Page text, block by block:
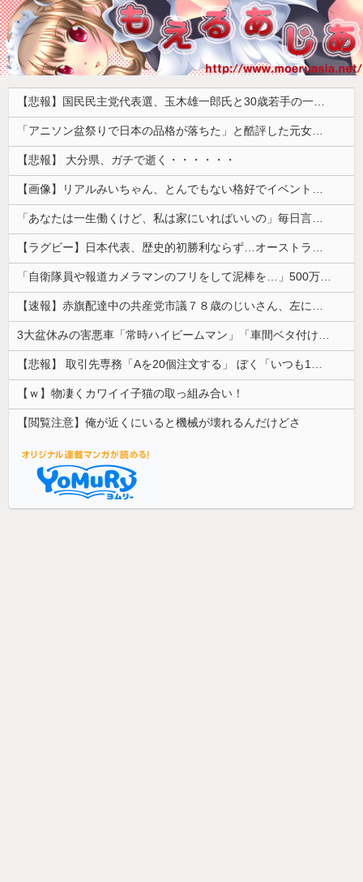
【悲報】国民民主党代表選、玉木雄一郎氏と30歳若手の一騎打ちへ → 榛葉幹事長の不出馬にネットで疑問噴出 ｗｗｗｗｗｗｗｗｗｗｗｗｗｗｗ
「アニソン盆祭りで日本の品格が落ちた」と酷評した元女優、「あんたが品格を語るのかよ！」と総ツッコミを食らってしまい……
【悲報】 大分県、ガチで逝く・・・・・・
【画像】リアルみいちゃん、とんでもない格好でイベント出演するwwwwwwwwww
「あなたは一生働くけど、私は家にいればいいの」毎日言われた20歳がついに返した一言…
【ラグビー】日本代表、歴史的初勝利ならず…オーストラリアに逆転負け ８戦全敗
「自衛隊員や報道カメラマンのフリをして泥棒を…」500万円分の預金通帳を盗まれた高齢女性が明かす被害！
【速報】赤旗配達中の共産党市議７８歳のじいさん、左に寄りすぎたか車で民家当て逃げ
3大盆休みの害悪車「常時ハイビームマン」「車間ベタ付けマン」「法定速度絶対遵守マン」
【悲報】 取引先専務「Aを20個注文する」 ぼく「いつも1～2個しか使わないけど本当に20であってる？」 取専「あってる」→結果『こう』なったんだが...
【ｗ】物凄くカワイイ子猫の取っ組み合い！
【閲覧注意】俺が近くにいると機械が壊れるんだけどさ